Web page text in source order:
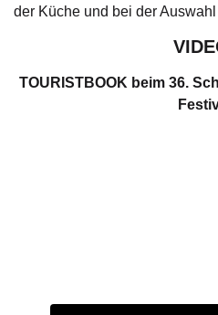
der Küche und bei der
TOURISTBOOK beim 36.